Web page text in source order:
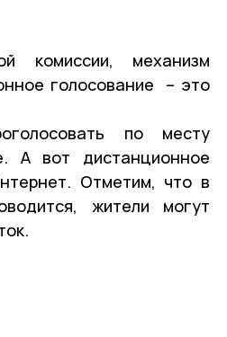
комиссии, механизм
голосование – это
по месту
А вот дистанционное
Отметим, что в
жители могут